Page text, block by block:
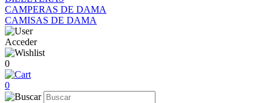
CAMPERAS DE DAMA
CAMISAS DE DAMA
Acceder
0
0